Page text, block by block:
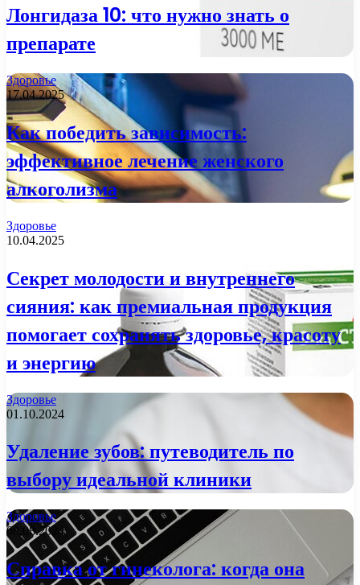
Лонгидаза 10: что нужно знать о
препарате
Здоровье
17.04.2025
Как победить зависимость:
эффективное лечение женского
алкоголизма
Здоровье
10.04.2025
Секрет молодости и внутреннего
сияния: как премиальная продукция
помогает сохранять здоровье, красоту
и энергию
Здоровье
01.10.2024
Удаление зубов: путеводитель по
выбору идеальной клиники
Здоровье
08.08.2024
Справка от гинеколога: когда она